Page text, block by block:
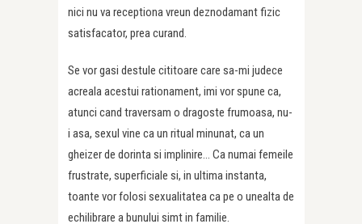
nici nu va receptiona vreun deznodamant fizic
satisfacator, prea curand.
Se vor gasi destule cititoare care sa-mi judece
acreala acestui rationament, imi vor spune ca,
atunci cand traversam o dragoste frumoasa, nu-
i asa, sexul vine ca un ritual minunat, ca un
gheizer de dorinta si implinire… Ca numai femeile
frustrate, superficiale si, in ultima instanta,
toante vor folosi sexualitatea ca pe o unealta de
echilibrare a bunului simt in familie.